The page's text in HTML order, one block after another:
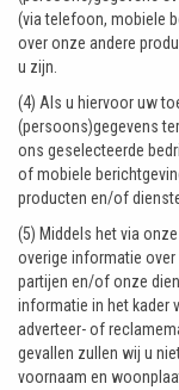
(via telefoon, mobiele
over onze andere
u zijn.
(4) Als u hiervoor uw
(persoons)gegevens
ons geselecteerde
of mobiele
producten en/of
(5) Middels het via
overige informatie
partijen en/of onze
informatie in het kader
adverteer- of
gevallen zullen wij u
voornaam en